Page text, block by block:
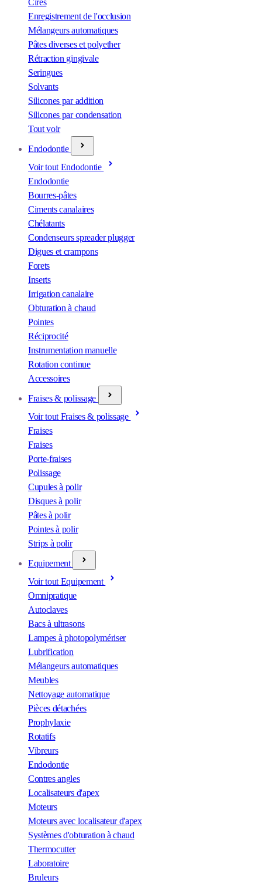
Enregistrement de l'occlusion
Mélangeurs automatiques
Pâtes diverses et polyether
Rétraction gingivale
Seringues
Solvants
Silicones par addition
Silicones par condensation
Tout voir
Endodontie
Voir tout Endodontie
Endodontie
Bourres-pâtes
Ciments canalaires
Chélatants
Condenseurs spreader plugger
Digues et crampons
Forets
Inserts
Irrigation canalaire
Obturation à chaud
Pointes
Réciprocité
Instrumentation manuelle
Rotation continue
Accessoires
Fraises & polissage
Voir tout Fraises & polissage
Fraises
Fraises
Porte-fraises
Polissage
Cupules à polir
Disques à polir
Pâtes à polir
Pointes à polir
Strips à polir
Equipement
Voir tout Equipement
Omnipratique
Autoclaves
Bacs à ultrasons
Lampes à photopolymériser
Lubrification
Mélangeurs automatiques
Meubles
Nettoyage automatique
Pièces détachées
Prophylaxie
Rotatifs
Vibreurs
Endodontie
Contres angles
Localisateurs d'apex
Moteurs
Moteurs avec localisateur d'apex
Systèmes d'obturation à chaud
Thermocutter
Laboratoire
Bruleurs